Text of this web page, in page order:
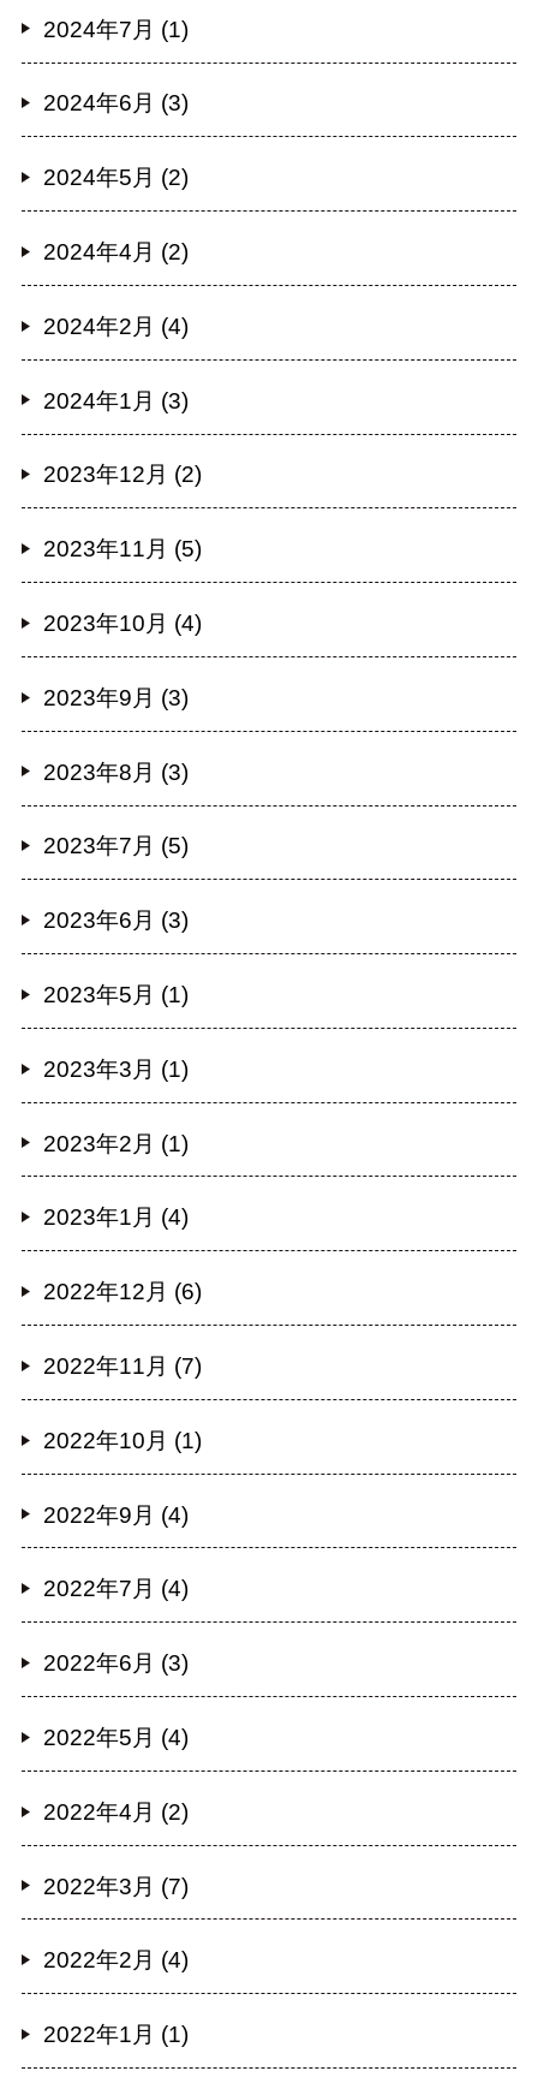
2024年7月 (1)
2024年6月 (3)
2024年5月 (2)
2024年4月 (2)
2024年2月 (4)
2024年1月 (3)
2023年12月 (2)
2023年11月 (5)
2023年10月 (4)
2023年9月 (3)
2023年8月 (3)
2023年7月 (5)
2023年6月 (3)
2023年5月 (1)
2023年3月 (1)
2023年2月 (1)
2023年1月 (4)
2022年12月 (6)
2022年11月 (7)
2022年10月 (1)
2022年9月 (4)
2022年7月 (4)
2022年6月 (3)
2022年5月 (4)
2022年4月 (2)
2022年3月 (7)
2022年2月 (4)
2022年1月 (1)